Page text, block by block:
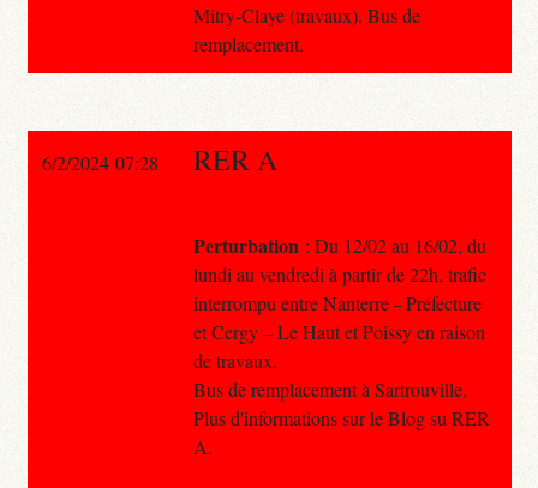
Mitry-Claye (travaux). Bus de
remplacement.
6/2/2024 07:28 RER A
Perturbation : Du 12/02 au 16/02, du
lundi au vendredi à partir de 22h, trafic
interrompu entre Nanterre – Préfecture
et Cergy – Le Haut et Poissy en raison
de travaux.
Bus de remplacement à Sartrouville.
Plus d'informations sur le Blog su RER
A.